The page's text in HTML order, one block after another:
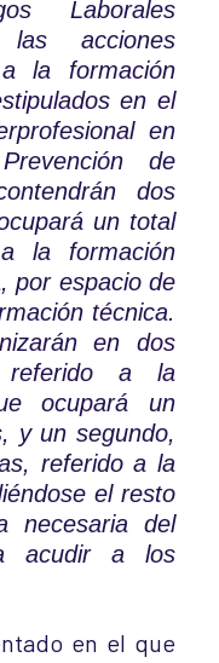
Laborales
las acciones
la formación
en el
en
de
dos
un total
la formación
por espacio de
técnica.
en dos
referido a la
ocupará un
y un segundo,
referido a la
el resto
necesaria del
acudir a los
en el que